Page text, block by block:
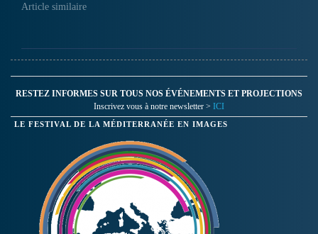
Article similaire
RESTEZ INFORMES SUR TOUS NOS ÉVÉNEMENTS ET PROJECTIONS
Inscrivez vous à notre newsletter > ICI
LE FESTIVAL DE LA MÉDITERRANÉE EN IMAGES